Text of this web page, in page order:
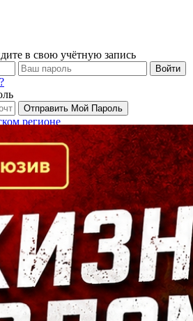
в свою учётную запись
регионе